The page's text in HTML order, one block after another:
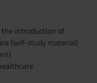
the introduction of
(self-study material)